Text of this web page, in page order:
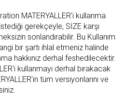
MATERYALLER'i kullanma
gerekçeyle, SİZE karşı
sonlandırabilir. Bu Kullanım
bir şartı ihlal etmeniz halinde
hakkınız derhal feshedilecektir.
kullanmayı derhal bırakacak
tüm versiyonlarını ve